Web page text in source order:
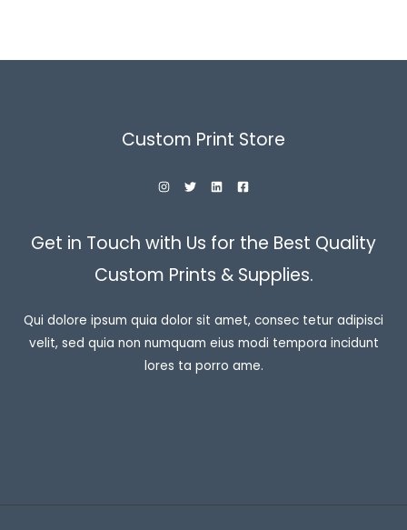
Custom Print Store
Get in Touch with Us for the Best Quality
Custom Prints & Supplies.
Qui dolore ipsum quia dolor sit amet, consec tetur adipisci
velit, sed quia non numquam eius modi tempora incidunt
lores ta porro ame.